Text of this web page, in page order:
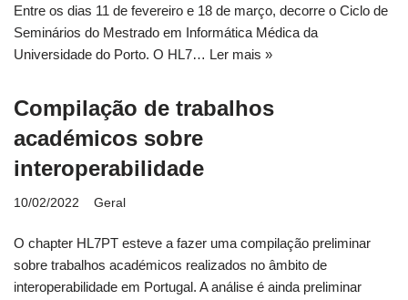
Entre os dias 11 de fevereiro e 18 de março, decorre o Ciclo de
Seminários do Mestrado em Informática Médica da
Universidade do Porto. O HL7… Ler mais »
Compilação de trabalhos
académicos sobre
interoperabilidade
10/02/2022 Geral
O chapter HL7PT esteve a fazer uma compilação preliminar
sobre trabalhos académicos realizados no âmbito de
interoperabilidade em Portugal. A análise é ainda preliminar